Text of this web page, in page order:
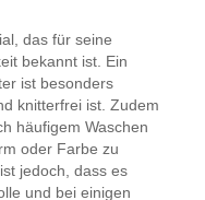
das für seine
bekannt ist. Ein
ist besonders
knitterfrei ist. Zudem
häufigem Waschen
oder Farbe zu
jedoch, dass es
und bei einigen